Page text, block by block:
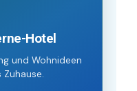
Hotel
und Wohnideen